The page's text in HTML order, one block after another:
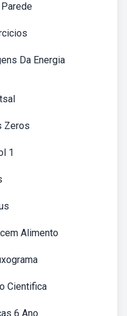
Da Energia
Zeros
1
Alimento
Cientifica
6 Ano